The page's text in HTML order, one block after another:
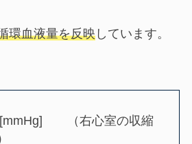
環血液量を反映しています。
（右心室の収縮